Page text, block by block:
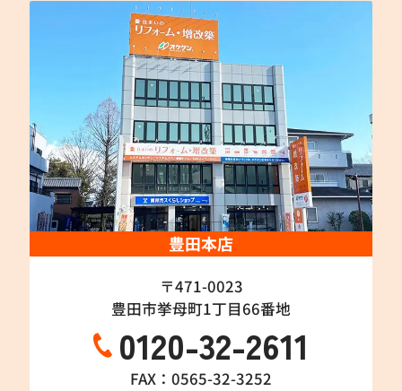
豊田本店
〒471-0023
豊田市挙母町1丁目66番地
0120-32-2611
FAX：0565-32-3252